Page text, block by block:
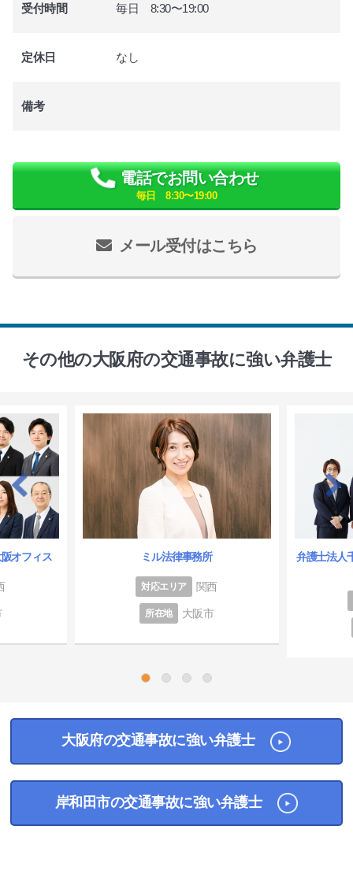
受付時間 毎日 8:30〜19:00
定休日 なし
備考
メール受付はこちら
電話でお問い合わせ
毎日 8:30〜19:00
その他の大阪府の交通事故に強い弁護士
オフィス ミル法律事務所
対応エリア 関西
所在地 大阪市
弁護士法人
大阪府の交通事故に強い弁護士
岸和田市の交通事故に強い弁護士